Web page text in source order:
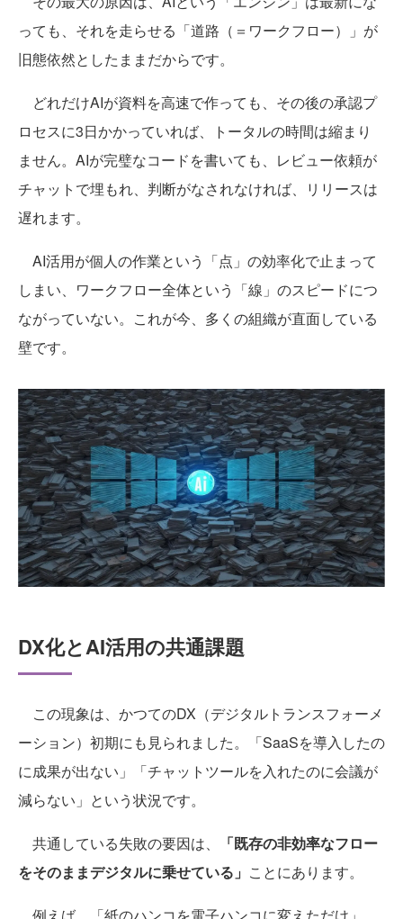
っても、それを走らせる「道路（＝ワークフロー）」が
旧態依然としたままだからです。
どれだけAIが資料を高速で作っても、その後の承認プ
ロセスに3日かかっていれば、トータルの時間は縮まり
ません。AIが完璧なコードを書いても、レビュー依頼が
チャットで埋もれ、判断がなされなければ、リリースは
遅れます。
AI活用が個人の作業という「点」の効率化で止まって
しまい、ワークフロー全体という「線」のスピードにつ
ながっていない。これが今、多くの組織が直面している
壁です。
DX化とAI活用の共通課題
この現象は、かつてのDX（デジタルトランスフォーメ
ーション）初期にも見られました。「SaaSを導入したの
に成果が出ない」「チャットツールを入れたのに会議が
減らない」という状況です。
共通している失敗の要因は、
「既存の非効率なフロー
をそのままデジタルに乗せている」 ことにあります。
例えば、「紙のハンコを電子ハンコに変えただけ」